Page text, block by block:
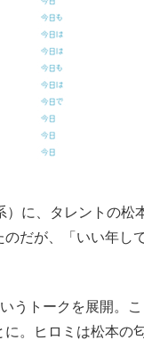
に、タレントの松
だが、「いい年し
うトークを展開。こ
。ヒロミは松本の